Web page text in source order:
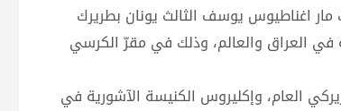
18 آب 2025، استقبل غبطة البطريرك مار اغناطيوس يوسف الثالث يونان بطريرك
في العراق والعالم، وذلك في مقرّ الكرسي
العام، وإكليروس الكنيسة الآشورية في